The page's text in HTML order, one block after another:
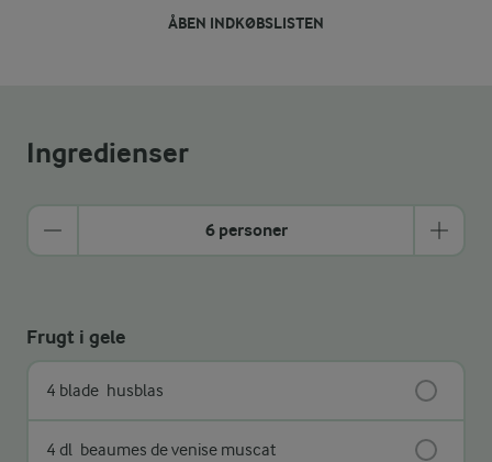
ÅBEN INDKØBSLISTEN
Ingredienser
6 personer
Frugt i gele
4 blade husblas
4 dl beaumes de venise muscat